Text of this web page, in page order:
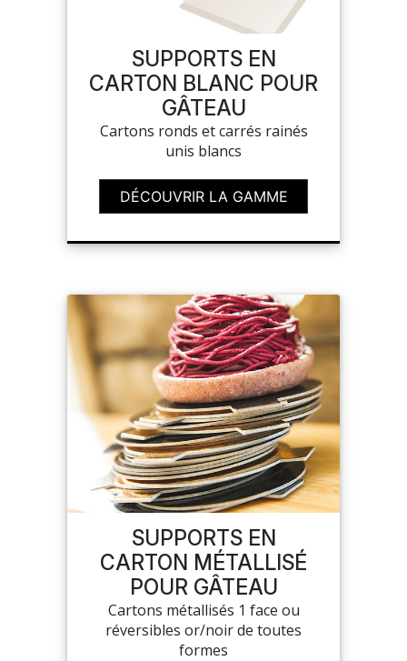
MES LISTES
MA COMMANDE
SUPPORTS EN
CARTON BLANC POUR
GÂTEAU
Cartons ronds et carrés rainés
unis blancs
DÉCOUVRIR LA GAMME
SUPPORTS EN
CARTON MÉTALLISÉ
POUR GÂTEAU
Cartons métallisés 1 face ou
réversibles or/noir de toutes
formes